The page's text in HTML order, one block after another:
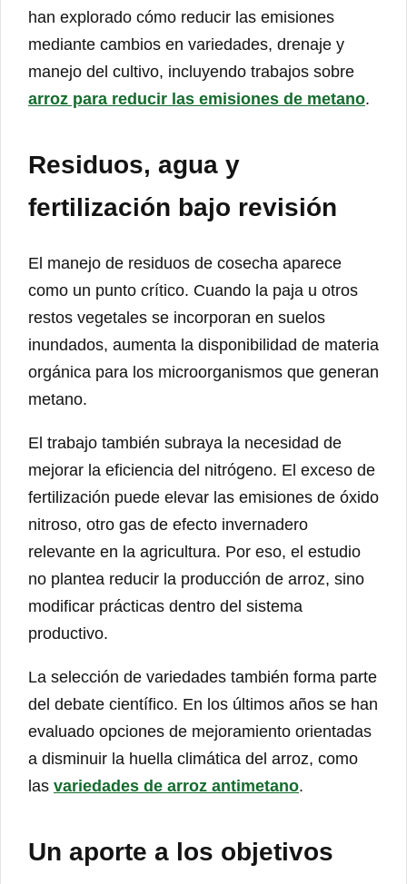
han explorado cómo reducir las emisiones
mediante cambios en variedades, drenaje y
manejo del cultivo, incluyendo trabajos sobre
arroz para reducir las emisiones de metano.
Residuos, agua y
fertilización bajo revisión
El manejo de residuos de cosecha aparece
como un punto crítico. Cuando la paja u otros
restos vegetales se incorporan en suelos
inundados, aumenta la disponibilidad de materia
orgánica para los microorganismos que generan
metano.
El trabajo también subraya la necesidad de
mejorar la eficiencia del nitrógeno. El exceso de
fertilización puede elevar las emisiones de óxido
nitroso, otro gas de efecto invernadero
relevante en la agricultura. Por eso, el estudio
no plantea reducir la producción de arroz, sino
modificar prácticas dentro del sistema
productivo.
La selección de variedades también forma parte
del debate científico. En los últimos años se han
evaluado opciones de mejoramiento orientadas
a disminuir la huella climática del arroz, como
las variedades de arroz antimetano.
Un aporte a los objetivos